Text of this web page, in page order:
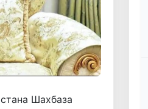
Шахбаза